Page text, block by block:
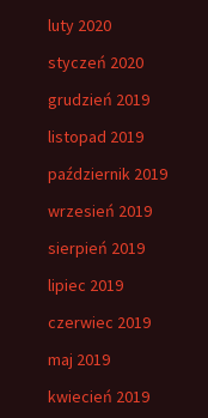
luty 2020
styczeń 2020
grudzień 2019
listopad 2019
październik 2019
wrzesień 2019
sierpień 2019
lipiec 2019
czerwiec 2019
maj 2019
kwiecień 2019